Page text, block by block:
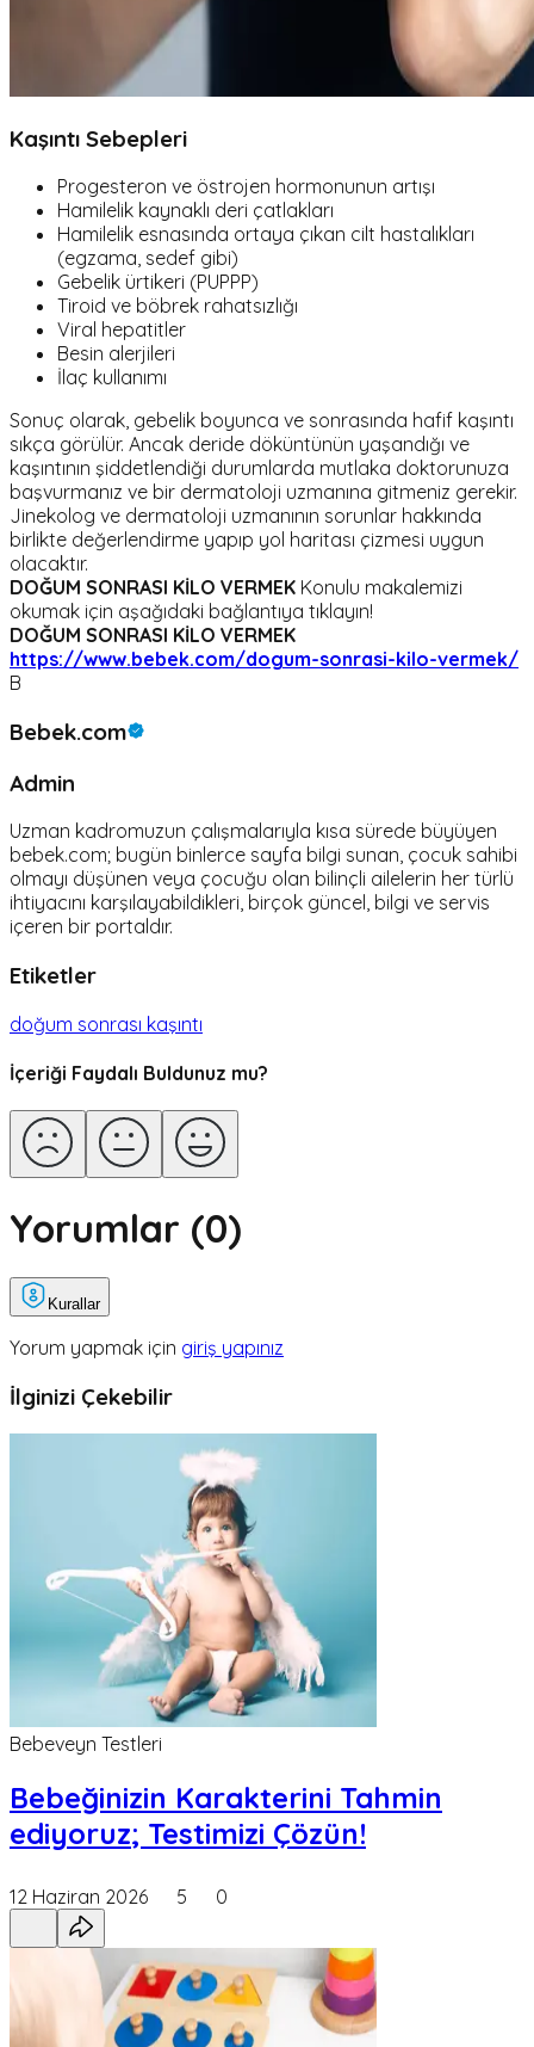
Kaşıntı Sebepleri
Progesteron ve östrojen hormonunun artışı
Hamilelik kaynaklı deri çatlakları
Hamilelik esnasında ortaya çıkan cilt hastalıkları
(egzama, sedef gibi)
Gebelik ürtikeri (PUPPP)
Tiroid ve böbrek rahatsızlığı
Viral hepatitler
Besin alerjileri
İlaç kullanımı
Sonuç olarak, gebelik boyunca ve sonrasında hafif kaşıntı
sıkça görülür. Ancak deride döküntünün yaşandığı ve
kaşıntının şiddetlendiği durumlarda mutlaka doktorunuza
başvurmanız ve bir dermatoloji uzmanına gitmeniz gerekir.
Jinekolog ve dermatoloji uzmanının sorunlar hakkında
birlikte değerlendirme yapıp yol haritası çizmesi uygun
olacaktır.
DOĞUM SONRASI KİLO VERMEK Konulu makalemizi
okumak için aşağıdaki bağlantıya tıklayın!
DOĞUM SONRASI KİLO VERMEK
https://www.bebek.com/dogum-sonrasi-kilo-vermek/
B
Bebek.com
Admin
Uzman kadromuzun çalışmalarıyla kısa sürede büyüyen
bebek.com; bugün binlerce sayfa bilgi sunan, çocuk sahibi
olmayı düşünen veya çocuğu olan bilinçli ailelerin her türlü
ihtiyacını karşılayabildikleri, birçok güncel, bilgi ve servis
içeren bir portaldır.
Etiketler
doğum sonrası kaşıntı
İçeriği Faydalı Buldunuz mu?
Yorumlar (0)
Kurallar
Yorum yapmak için giriş yapınız
İlginizi Çekebilir
Bebeveyn Testleri
Bebeğinizin Karakterini Tahmin
ediyoruz; Testimizi Çözün!
12 Haziran 2026 5 0